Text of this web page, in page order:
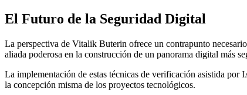
El Futuro de la Seguridad Digital
La perspectiva de Vitalik Buterin ofrece un contrapunto
aliada poderosa en la construcción de un panorama digital más
La implementación de estas técnicas de verificación asistida por
la concepción misma de los proyectos tecnológicos.